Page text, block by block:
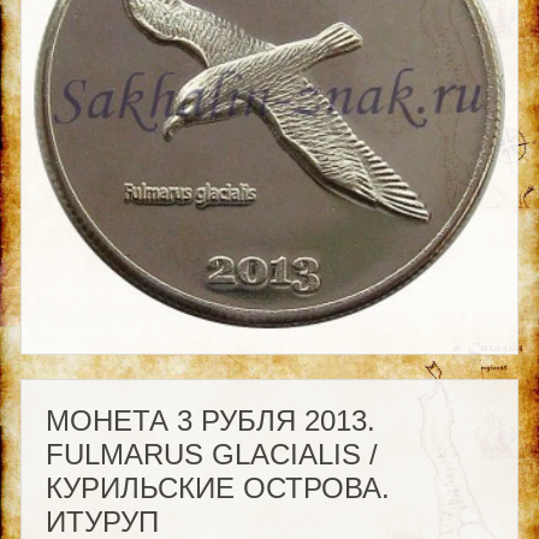
МОНЕТА 3 РУБЛЯ 2013.
FULMARUS GLACIALIS /
КУРИЛЬСКИЕ ОСТРОВА.
ИТУРУП